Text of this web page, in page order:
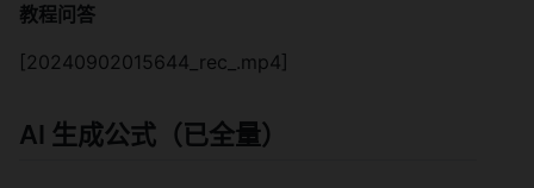
教程问答
[20240902015644_rec_.mp4]
AI 生成公式（已全量）